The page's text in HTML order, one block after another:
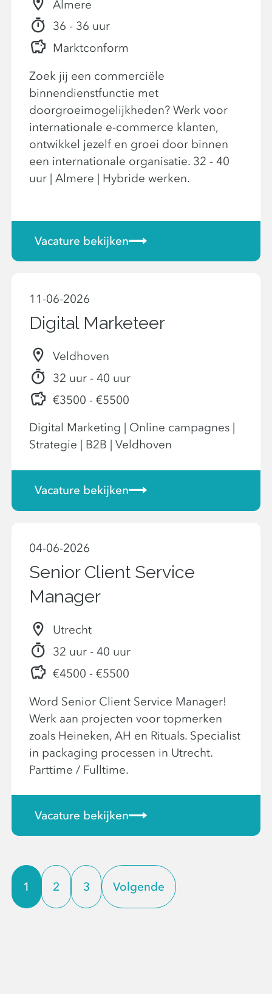
Almere
36 - 36 uur
Marktconform
Zoek jij een commerciële
binnendienstfunctie met
doorgroeimogelijkheden? Werk voor
internationale e-commerce klanten,
ontwikkel jezelf en groei door binnen
een internationale organisatie. 32 - 40
uur | Almere | Hybride werken.
Vacature bekijken
11-06-2026
Digital Marketeer
Veldhoven
32 uur - 40 uur
€3500 - €5500
Digital Marketing | Online campagnes |
Strategie | B2B | Veldhoven
Vacature bekijken
04-06-2026
Senior Client Service
Manager
Utrecht
32 uur - 40 uur
€4500 - €5500
Word Senior Client Service Manager!
Werk aan projecten voor topmerken
zoals Heineken, AH en Rituals. Specialist
in packaging processen in Utrecht.
Parttime / Fulltime.
Vacature bekijken
1 2 3 Volgende